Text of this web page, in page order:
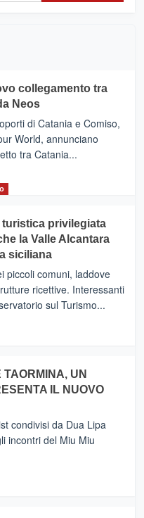
collegamento tra
Neos
di Catania e Comiso,
World, annunciano
tra Catania...
turistica privilegiata
la Valle Alcantara
siciliana
piccoli comuni, laddove
ricettive. Interessanti
sul Turismo...
TAORMINA, UN
IL NUOVO
condivisi da Dua Lipa
incontri del Miu Miu